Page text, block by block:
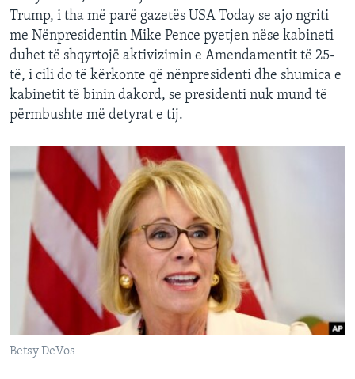
Trump, i tha më parë gazetës USA Today se ajo ngriti
me Nënpresidentin Mike Pence pyetjen nëse kabineti
duhet të shqyrtojë aktivizimin e Amendamentit të 25-
të, i cili do të kërkonte që nënpresidenti dhe shumica e
kabinetit të binin dakord, se presidenti nuk mund të
përmbushte më detyrat e tij.
Betsy DeVos